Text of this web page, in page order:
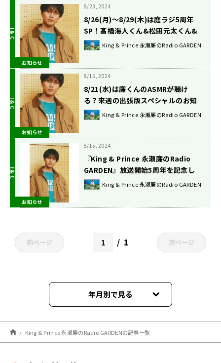
お知らせ
8/23, 2024
8/26(月)〜8/29(木)は庭ラジ5周年
SP！髙橋海人くん&松田元太くん&
オズワルド伊藤さん登場！！
King & Prince 永瀬廉のRadio GARDEN
お知らせ
8/15, 2024
8/21(水)は廉くんのASMRが聴け
る？来週の出張版スペシャルのお知
らせも！King & Prince 永瀬廉のRadio GARDEN
お知らせ
8/15, 2024
『King & Prince 永瀬廉のRadio
GARDEN』放送開始5周年を記念し
て、伊藤俊介（オズワルド）、髙橋
海人（King & Prince）、松田元太
King & Prince 永瀬廉のRadio GARDEN
前ページ 1 次ページ
年月別で見る
2026年08月
2026年07月
King & Prince 永瀬廉のRadio GARDENの記事一覧